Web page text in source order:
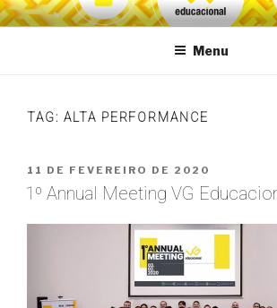
Pular
para
VG Educacional
Menu
TAG: ALTA PERFORMANCE
PUBLICADO
EM
11 DE FEVEREIRO DE 2020
1º Annual Meeting VG